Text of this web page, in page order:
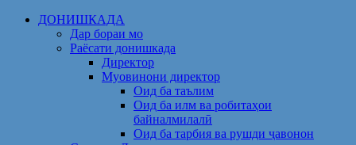
Skip
ДОНИШКАДА
Дар бораи мо
Раёсати донишкада
Директор
Муовинони директор
Оид ба таълим
Оид ба илм ва робитаҳои
байналмилалӣ
Оид ба тарбия ва рушди ҷавонон